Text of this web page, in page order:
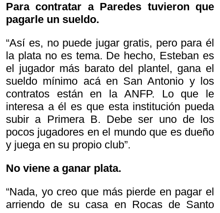
Para contratar a Paredes tuvieron que
pagarle un sueldo.
“Así es, no puede jugar gratis, pero para él
la plata no es tema. De hecho, Esteban es
el jugador más barato del plantel, gana el
sueldo mínimo acá en San Antonio y los
contratos están en la ANFP. Lo que le
interesa a él es que esta institución pueda
subir a Primera B. Debe ser uno de los
pocos jugadores en el mundo que es dueño
y juega en su propio club”.
No viene a ganar plata.
“Nada, yo creo que más pierde en pagar el
arriendo de su casa en Rocas de Santo